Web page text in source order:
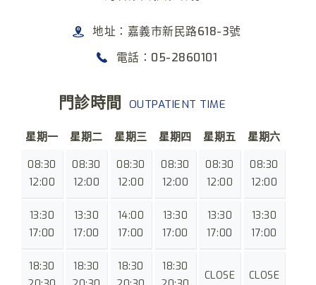
地址：嘉義市新民路618-3號
電話：05-2860101
門診時間 OUTPATIENT TIME
星期一 星期二 星期三 星期四 星期五 星期六
08:30
12:00
08:30
12:00
08:30
12:00
08:30
12:00
08:30
12:00
08:30
12:00
13:30
17:00
13:30
17:00
14:00
17:00
13:30
17:00
13:30
17:00
13:30
17:00
18:30
18:30
18:30
18:30
CLOSE CLOSE